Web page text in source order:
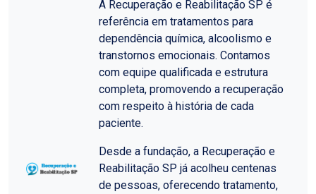
A Recuperação e Reabilitação SP é
referência em tratamentos para
dependência química, alcoolismo e
transtornos emocionais. Contamos
com equipe qualificada e estrutura
completa, promovendo a recuperação
com respeito à história de cada
paciente.
Desde a fundação, a Recuperação e
Reabilitação SP já acolheu centenas
de pessoas, oferecendo tratamento,